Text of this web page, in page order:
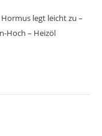
legt leicht zu –
Hoch – Heizöl